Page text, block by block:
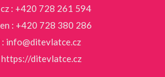
: +420 728 261 594
: +420 728 380 286
info@ditevlatce.cz
https://ditevlatce.cz